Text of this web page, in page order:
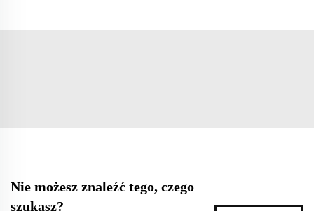
Nie możesz znaleźć tego, czego
szukasz?